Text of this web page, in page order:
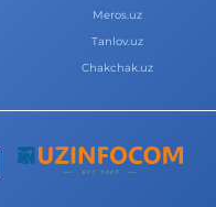
Meros.uz
Tanlov.uz
Chakchak.uz